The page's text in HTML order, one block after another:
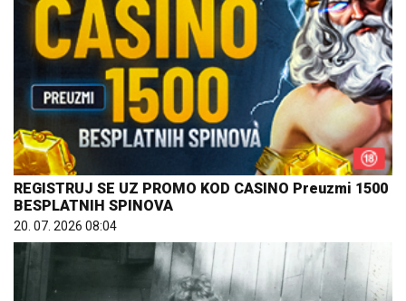
REGISTRUJ SE UZ PROMO KOD CASINO Preuzmi 1500
BESPLATNIH SPINOVA
20. 07. 2026 08:04